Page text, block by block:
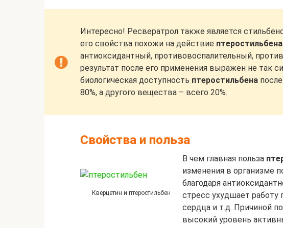
Интересно! Ресвератрол также является
его свойства похожи на действие птеростильбена
антиоксидантный, противовоспалительный,
результат после его применения выражен не так
биологическая доступность птеростильбена
80%, а другого вещества – всего 20%.
Свойства и польза
Кверцетин и птеростильбен
В чем главная польза
изменения в организме
благодаря
стресс ухудшает работу
сердца и т.д. Причиной
высокий уровень